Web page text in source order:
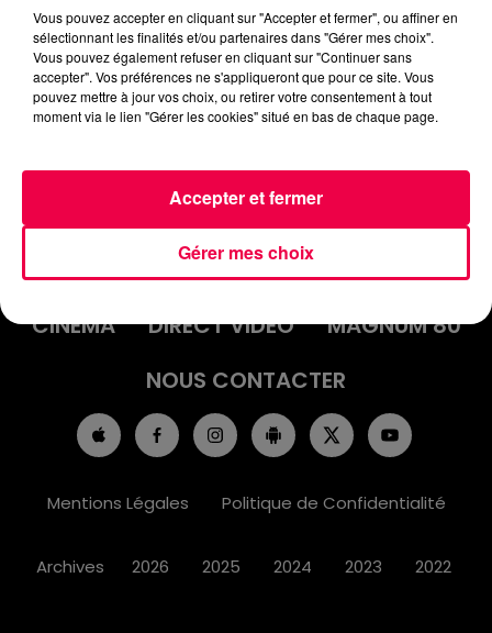
INFOS
AGENDA
JEUX
PODCASTS
CINÉMA
DIRECT VIDÉO
MAGNUM 80
NOUS CONTACTER
Mentions Légales Politique de Confidentialité
Archives 2026 2025 2024 2023 2022
Vous pouvez accepter en cliquant sur "Accepter et fermer", ou affiner en
sélectionnant les finalités et/ou partenaires dans "Gérer mes choix".
Vous pouvez également refuser en cliquant sur "Continuer sans
accepter". Vos préférences ne s'appliqueront que pour ce site. Vous
pouvez mettre à jour vos choix, ou retirer votre consentement à tout
moment via le lien "Gérer les cookies" situé en bas de chaque page.
Gérer mes choix
Accepter et fermer